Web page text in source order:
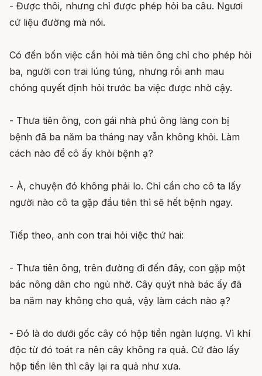
- Được thôi, nhưng chỉ được phép hỏi ba câu. Ngươi
cứ liệu đường mà nói.
Có đến bốn việc cần hỏi mà tiên ông chỉ cho phép hỏi
ba, người con trai lúng túng, nhưng rồi anh mau
chóng quyết định hỏi trước ba việc được nhờ cậy.
- Thưa tiên ông, con gái nhà phú ông làng con bị
bệnh đã ba năm ba tháng nay vẫn không khỏi. Làm
cách nào để cô ấy khỏi bệnh ạ?
- À, chuyện đó không phải lo. Chỉ cần cho cô ta lấy
người nào cô ta gặp đầu tiên thì sẽ hết bệnh ngay.
Tiếp theo, anh con trai hỏi việc thứ hai:
- Thưa tiên ông, trên đường đi đến đây, con gặp một
bác nông dân cho ngủ nhờ. Cây quýt nhà bác ấy đã
ba năm nay không cho quả, vậy làm cách nào ạ?
- Đó là do dưới gốc cây có hộp tiền ngàn lượng. Vì khí
độc từ đó toát ra nên cây không ra quả. Cứ đào lấy
hộp tiền lên thì cây lại ra quả như xưa.